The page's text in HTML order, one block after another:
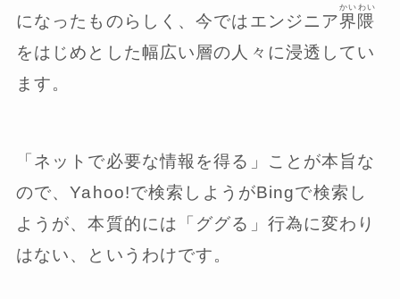
になったものらしく、今ではエンジニア界隈
かいわい
をはじめとした幅広い層の人々に浸透してい
ます。
「ネットで必要な情報を得る」ことが本旨な
ので、Yahoo!で検索しようがBingで検索し
ようが、本質的には「ググる」行為に変わり
はない、というわけです。